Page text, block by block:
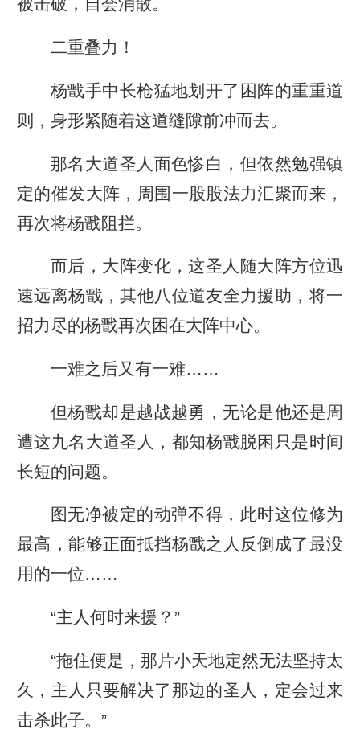
被击破，自会消散。
二重叠力！
杨戬手中长枪猛地划开了困阵的重重道
则，身形紧随着这道缝隙前冲而去。
那名大道圣人面色惨白，但依然勉强镇
定的催发大阵，周围一股股法力汇聚而来，
再次将杨戬阻拦。
而后，大阵变化，这圣人随大阵方位迅
速远离杨戬，其他八位道友全力援助，将一
招力尽的杨戬再次困在大阵中心。
一难之后又有一难……
但杨戬却是越战越勇，无论是他还是周
遭这九名大道圣人，都知杨戬脱困只是时间
长短的问题。
图无净被定的动弹不得，此时这位修为
最高，能够正面抵挡杨戬之人反倒成了最没
用的一位……
“主人何时来援？”
“拖住便是，那片小天地定然无法坚持太
久，主人只要解决了那边的圣人，定会过来
击杀此子。”